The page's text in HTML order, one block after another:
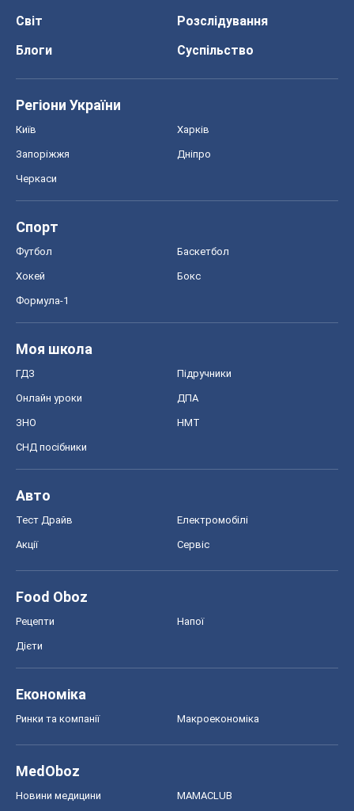
Світ
Розслідування
Блоги
Суспільство
Регіони України
Київ Харків
Запоріжжя Дніпро
Черкаси
Спорт
Футбол Баскетбол
Хокей Бокс
Формула-1
Моя школа
ГДЗ Підручники
Онлайн уроки ДПА
ЗНО НМТ
СНД посібники
Авто
Тест Драйв Електромобілі
Акції Сервіс
Food Oboz
Рецепти Напої
Дієти
Економіка
Ринки та компанії Макроекономіка
MedOboz
Новини медицини MAMACLUB